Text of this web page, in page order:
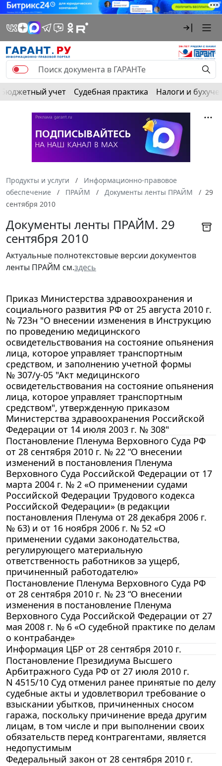
Бюджетный учет Судебная практика Налоги и
Продукты и услуги
Информационно-правовое
обеспечение
ПРАЙМ Документы ленты ПРАЙМ
29
сентября 2010
Документы ленты ПРАЙМ. 29
сентября 2010
Актуальные полнотекстовые версии документов
ленты ПРАЙМ см.здесь
Приказ Министерства здравоохранения и
социального развития РФ от 25 августа 2010 г.
№ 723н "О внесении изменения в Инструкцию
по проведению медицинского
освидетельствования на состояние опьянения
лица, которое управляет транспортным
средством, и заполнению учетной формы
№ 307/у-05 "Акт медицинского
освидетельствования на состояние опьянения
лица, которое управляет транспортным
средством", утвержденную приказом
Министерства здравоохранения Российской
Федерации от 14 июля 2003 г. № 308"
Постановление Пленума Верховного Суда РФ
от 28 сентября 2010 г. № 22 “О внесении
изменений в постановления Пленума
Верховного Суда Российской Федерации от 17
марта 2004 г. № 2 «О применении судами
Российской Федерации Трудового кодекса
Российской Федерации» (в редакции
постановления Пленума от 28 декабря 2006 г.
№ 63) и от 16 ноября 2006 г. № 52 «О
применении судами законодательства,
регулирующего материальную
ответственность работников за ущерб,
причиненный работодателю»
Постановление Пленума Верховного Суда РФ
от 28 сентября 2010 г. № 23 “О внесении
изменения в постановление Пленума
Верховного Суда Российской Федерации от 27
мая 2008 г. № 6 «О судебной практике по делам
о контрабанде»
Информация ЦБР от 28 сентября 2010 г.
Постановление Президиума Высшего
Арбитражного Суда РФ от 27 июля 2010 г.
N 4515/10 Суд отменил ранее принятые по делу
судебные акты и удовлетворил требование о
взыскании убытков, причиненных сносом
гаража, поскольку причинение вреда другим
лицам, в том числе и при выполнении своих
обязательств перед контрагентами, является
недопустимым
Федеральный закон от 28 сентября 2010 г.